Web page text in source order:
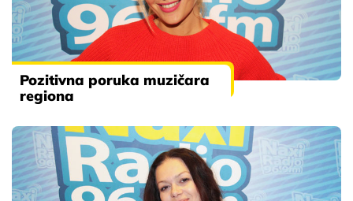
Pozitivna poruka muzičara
regiona